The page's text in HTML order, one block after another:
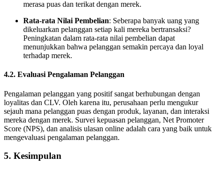
merasa puas dan terikat dengan merek.
Rata-rata Nilai Pembelian: Seberapa banyak uang yang
dikeluarkan pelanggan setiap kali mereka bertransaksi?
Peningkatan dalam rata-rata nilai pembelian dapat
menunjukkan bahwa pelanggan semakin percaya dan loyal
terhadap merek.
4.2. Evaluasi Pengalaman Pelanggan
Pengalaman pelanggan yang positif sangat berhubungan dengan
loyalitas dan CLV. Oleh karena itu, perusahaan perlu mengukur
sejauh mana pelanggan puas dengan produk, layanan, dan interaksi
mereka dengan merek. Survei kepuasan pelanggan, Net Promoter
Score (NPS), dan analisis ulasan online adalah cara yang baik untuk
mengevaluasi pengalaman pelanggan.
5. Kesimpulan